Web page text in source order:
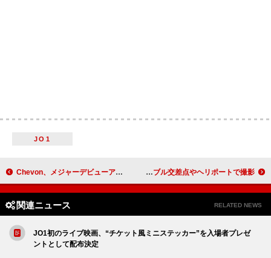
JO1
Chevon、メジャーデビューアルバム『三者山羊』4月リリース SATOH、新曲「新時代」MVを渋谷スクランブル交差点やヘリポートで撮影
関連ニュース RELATED NEWS
JO1初のライブ映画、“チケット風ミニステッカー”を入場者プレゼ
ントとして配布決定